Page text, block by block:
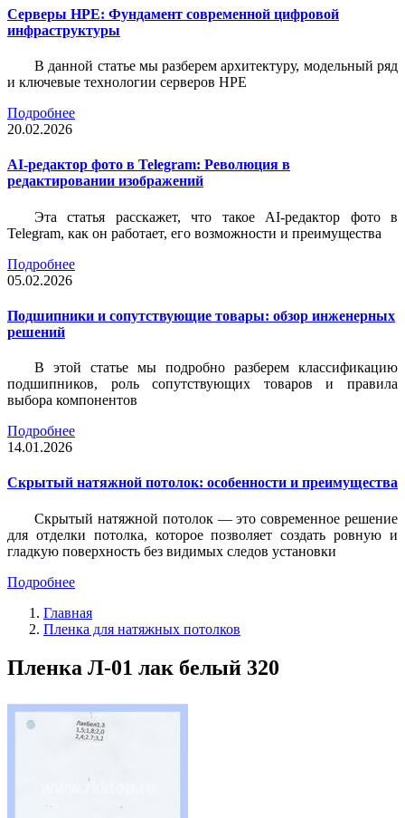
Серверы HPE: Фундамент современной цифровой
инфраструктуры
В данной статье мы разберем архитектуру, модельный ряд
и ключевые технологии серверов HPE
Подробнее
20.02.2026
AI-редактор фото в Telegram: Революция в
редактировании изображений
Эта статья расскажет, что такое AI-редактор фото в
Telegram, как он работает, его возможности и преимущества
Подробнее
05.02.2026
Подшипники и сопутствующие товары: обзор инженерных
решений
В этой статье мы подробно разберем классификацию
подшипников, роль сопутствующих товаров и правила
выбора компонентов
Подробнее
14.01.2026
Скрытый натяжной потолок: особенности и преимущества
Скрытый натяжной потолок — это современное решение
для отделки потолка, которое позволяет создать ровную и
гладкую поверхность без видимых следов установки
Подробнее
Главная
Пленка для натяжных потолков
Пленка Л-01 лак белый 320